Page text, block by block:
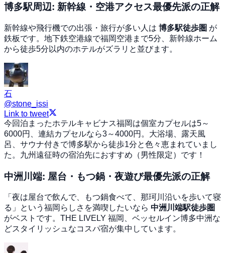
博多駅周辺: 新幹線・空港アクセス最優先派の正解
新幹線や飛行機での出張・旅行が多い人は 博多駅徒歩圏 が
鉄板です。地下鉄空港線で福岡空港まで5分、新幹線ホーム
から徒歩5分以内のホテルがズラリと並びます。
石
@stone_issi
Link to tweet
今回泊まったホテルキャビナス福岡は個室カプセルは5～
6000円、連結カプセルなら3～4000円。大浴場、露天風
呂、サウナ付きで博多駅から徒歩1分と色々恵まれていまし
た。九州遠征時の宿泊先におすすめ（男性限定）です！
中洲川端: 屋台・もつ鍋・夜遊び最優先派の正解
「夜は屋台で飲んで、もつ鍋食べて、那珂川沿いを歩いて寝
る」という福岡らしさを満喫したいなら 中洲川端駅徒歩圏
がベストです。THE LIVELY 福岡、ベッセルイン博多中洲な
どスタイリッシュなコスパ宿が集中しています。